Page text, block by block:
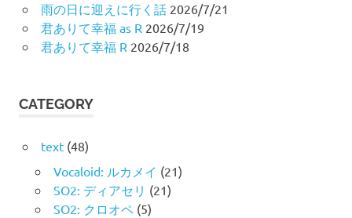
ー
シ
雨の日に迎えに行く話 2026/7/21
君ありて幸福 as R 2026/7/19
君ありて幸福 R 2026/7/18
CATEGORY
text(48)
Vocaloid: ルカメイ (21)
SO2: ディアセリ (21)
SO2: クロオペ(5)